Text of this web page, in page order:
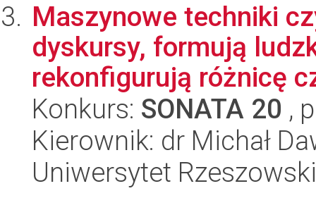
Maszynowe techniki
dyskursy, formują
rekonfigurują różnicę
Konkurs: SONATA 20 ,
Kierownik: dr Michał
Uniwersytet Rzeszowski